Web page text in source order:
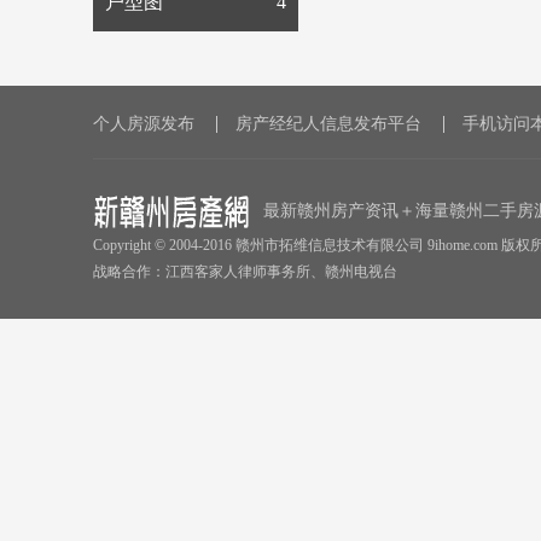
个人房源发布 房产经纪人信息发布平台 手机访问
最新赣州房产资讯＋海量赣州二手房
Copyright © 2004-2016 赣州市拓维信息技术有限公司 9ihome.com 版权
战略合作：江西客家人律师事务所、赣州电视台